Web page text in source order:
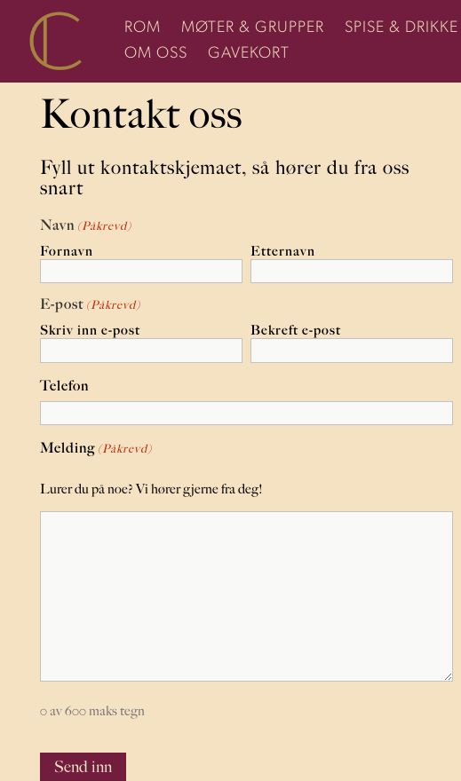
ROM MØTER & GRUPPER SPISE & DRIKKE
OM OSS
GAVEKORT
Kontakt oss
Fyll ut kontaktskjemaet, så hører du fra oss
snart
Navn (Påkrevd)
Fornavn Etternavn
E-post (Påkrevd)
Skriv inn e-post Bekreft e-post
Telefon
Melding (Påkrevd)
Lurer du på noe? Vi hører gjerne fra deg!
0 av 600 maks tegn